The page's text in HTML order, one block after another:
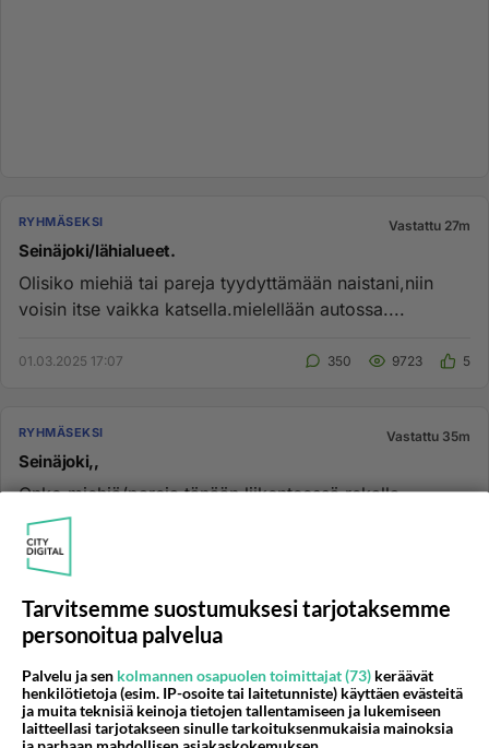
RYHMÄSEKSI Vastattu 27m
Seinäjoki/lähialueet.
Olisiko miehiä tai pareja tyydyttämään naistani,niin
voisin itse vaikka katsella.mielellään autossa....
01.03.2025 17:07 350 9723 5
RYHMÄSEKSI Vastattu 35m
Seinäjoki,,
Onko miehiä/pareja tänään liikenteessä.rekalla
parkissa tai muita levareilla ym muualla.alapää
kosteana ja jos oikein ny...
05.04.2025 14:16
PEPPUSEKSI
Hyvä liukkari peppuseksiin aloittelijoille?
Onko teillä hyviä kokemuksia anaali-liukkareista? Se
varmasti tekee kokemuksesta miellyttävämmän?!?
Tarvitsemme suostumuksesi tarjotaksemme
personoitua palvelua
Palvelu ja sen kolmannen osapuolen toimittajat (73) keräävät
henkilötietoja (esim. IP-osoite tai laitetunniste) käyttäen evästeitä
ja muita teknisiä keinoja tietojen tallentamiseen ja lukemiseen
laitteellasi tarjotakseen sinulle tarkoituksenmukaisia mainoksia